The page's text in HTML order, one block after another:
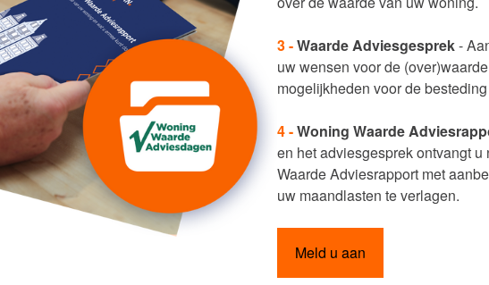
3 -Waarde Adviesgesprek-
uw wensen voor de
mogelijkheden voor de
4 -Woning Waarde
en het adviesgesprek ontvangt
Waarde Adviesrapport met
uw maandlasten te verlagen.
Meld u aan